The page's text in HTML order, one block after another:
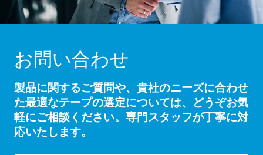
お問い合わせ
製品に関するご質問や、貴社のニーズに合わせ
た最適なテープの選定については、どうぞお気
軽にご相談ください。専門スタッフが丁寧に対
応いたします。